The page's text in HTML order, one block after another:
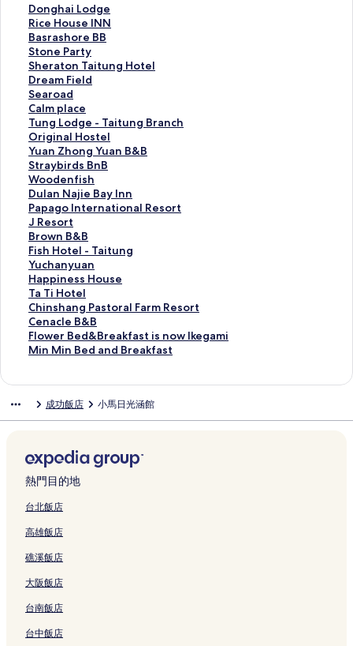
Donghai Lodge
D
o
n
g
h
a
i
L
o
d
g
e
的
連
結
Rice House INN
R
i
c
e
H
o
u
s
e
I
N
N
的
連
結
Basrashore BB
B
a
s
r
a
s
h
o
r
e
B
B
的
連
結
Stone Party
S
t
o
n
e
P
a
r
t
y
的
連
結
Sheraton Taitung Hotel
S
h
e
r
a
t
o
n
T
a
i
t
u
n
g
H
o
t
e
l
的
Dream Field
D
r
e
a
m
F
i
e
l
d
的
連
結
Searoad
S
e
a
r
o
a
d
的
連
結
Calm place
C
a
l
m
p
l
a
c
e
的
連
結
Tung Lodge - Taitung Branch
T
u
n
g
L
o
d
g
e
-
T
a
i
t
u
n
g
c
連
結
Original Hostel
O
r
i
g
i
n
a
l
H
o
s
t
e
l
的
連
Yuan Zhong Yuan B&B
Y
u
a
n
Z
h
o
n
g
Y
u
a
n
B
&
結
Straybirds BnB
S
t
r
a
y
b
i
r
d
s
B
n
B
的
Woodenfish
W
o
o
d
e
n
f
i
s
h
的
連
結
Dulan Najie Bay Inn
D
u
l
a
n
N
a
j
i
e
B
a
的
Papago International Resort
P
a
p
a
g
o
I
n
t
e
r
o
l
R
e
s
r
的
連
結
J Resort
J
R
e
s
o
r
t
的
連
結
Brown B&B
B
r
o
w
n
B
&
B
的
Fish Hotel - Taitung
F
i
s
h
H
o
t
e
i
n
g
的
連
Yuchanyuan
Y
u
c
h
a
n
y
的
連
Happiness House
H
a
p
p
i
n
o
e
的
連
結
Ta Ti Hotel
T
a
T
i
H
的
Chinshang Pastoral Farm Resort
C
h
i
n
g
s
t
o
r
l
a
r
m
R
s
Cenacle B&B
C
e
n
B
的
連
結
Flower Bed&Breakfast is now Ikegami
F
l
B
&
B
r
e
k
a
s
t
i
n
Min Min Bed and Breakfast
M
n
d
a
n
d
r
a
k
f
a
t
成功飯店 小馬日光涵館
熱門目的地
台北飯店
高雄飯店
礁溪飯店
大阪飯店
台南飯店
台中飯店